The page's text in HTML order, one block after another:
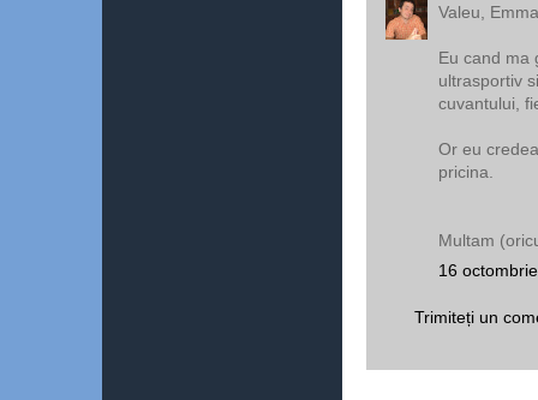
Valeu,
Eu cand ma
ultrasportiv
cuvantului,
Or eu
pricina.
Multam
16
Trimiteți un